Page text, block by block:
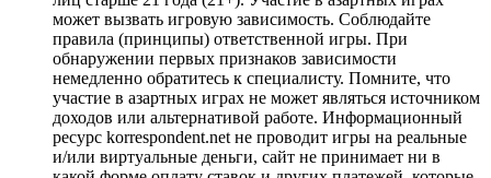
может вызвать игровую зависимость. Соблюдайте
правила (принципы) ответственной игры. При
обнаружении первых признаков зависимости
немедленно обратитесь к специалисту. Помните, что
участие в азартных играх не может являться источником
доходов или альтернативой работе. Информационный
ресурс korrespondent.net не проводит игры на реальные
и/или виртуальные деньги, сайт не принимает ни в